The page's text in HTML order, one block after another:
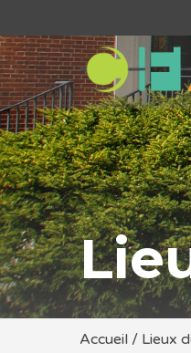
Accueil / Lieux